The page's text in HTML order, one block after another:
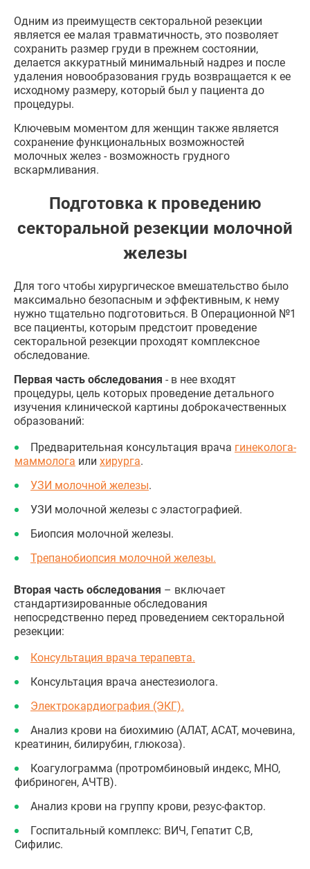
Одним из преимуществ секторальной резекции
является ее малая травматичность, это позволяет
сохранить размер груди в прежнем состоянии,
делается аккуратный минимальный надрез и после
удаления новообразования грудь возвращается к ее
исходному размеру, который был у пациента до
процедуры.
Ключевым моментом для женщин также является
сохранение функциональных возможностей
молочных желез - возможность грудного
вскармливания.
Подготовка к проведению
секторальной резекции молочной
железы
Для того чтобы хирургическое вмешательство было
максимально безопасным и эффективным, к нему
нужно тщательно подготовиться. В Операционной №1
все пациенты, которым предстоит проведение
секторальной резекции проходят комплексное
обследование.
Первая часть обследования - в нее входят
процедуры, цель которых проведение детального
изучения клинической картины доброкачественных
образований:
Предварительная консультация врача гинеколога-
маммолога или хирурга.
УЗИ молочной железы.
УЗИ молочной железы с эластографией.
Биопсия молочной железы.
Трепанобиопсия молочной железы.
Вторая часть обследования – включает
стандартизированные обследования
непосредственно перед проведением секторальной
резекции:
Консультация врача терапевта.
Консультация врача анестезиолога.
Электрокардиография (ЭКГ).
Анализ крови на биохимию (АЛАТ, АСАТ, мочевина,
креатинин, билирубин, глюкоза).
Коагулограмма (протромбиновый индекс, МНО,
фибриноген, АЧТВ).
Анализ крови на группу крови, резус-фактор.
Госпитальный комплекс: ВИЧ, Гепатит C,В,
Сифилис.